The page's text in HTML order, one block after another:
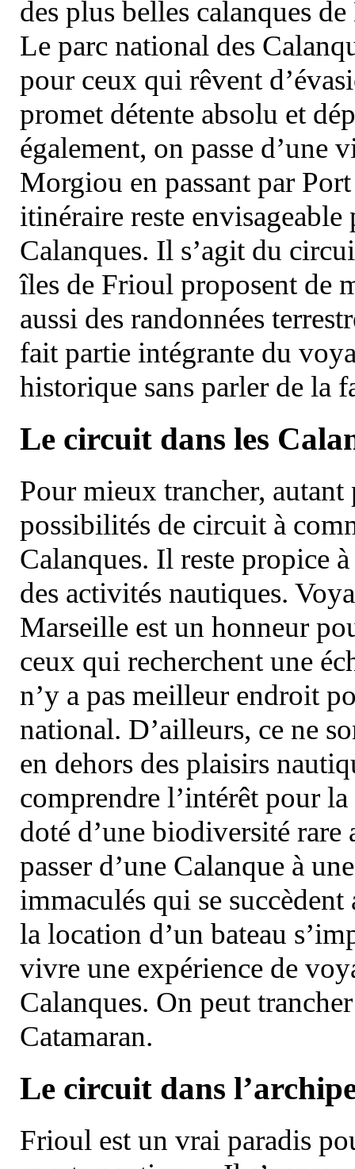
des plus belles calanques
Le parc national des
pour ceux qui rêvent
promet détente absolu et
également, on passe d’une
Morgiou en passant par
itinéraire reste
Calanques. Il s’agit du
îles de Frioul proposent de
aussi des randonnées
fait partie intégrante du
historique sans parler de la
Le circuit dans les
Pour mieux trancher, autant
possibilités de circuit à
Calanques. Il reste propice
des activités nautiques.
Marseille est un honneur
ceux qui recherchent une
n’y a pas meilleur endroit
national. D’ailleurs, ce ne
en dehors des plaisirs
comprendre l’intérêt pour
doté d’une biodiversité
passer d’une Calanque à
immaculés qui se
la location d’un bateau
vivre une expérience de
Calanques. On peut
Catamaran.
Le circuit dans
Frioul est un vrai paradis